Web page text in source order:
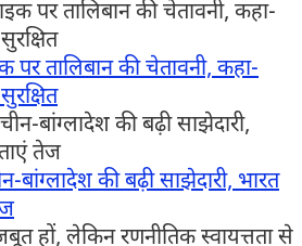
पर तालिबान की चेतावनी, कहा-
बांग्लादेश की बढ़ी साझेदारी, भारत